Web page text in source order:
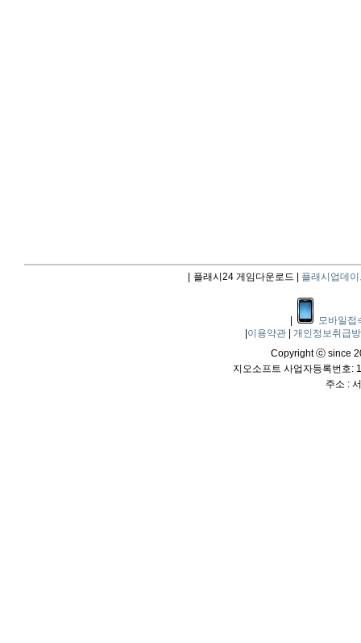
플래시24 게임다운로드 | 플래시업데이
모바일접
이용약관
개인정보취급
Copyright ⓒ since
지오소프트 사업자등록번호:
주소 :